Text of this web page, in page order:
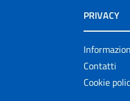
PRIVACY
Contatti
Cookie